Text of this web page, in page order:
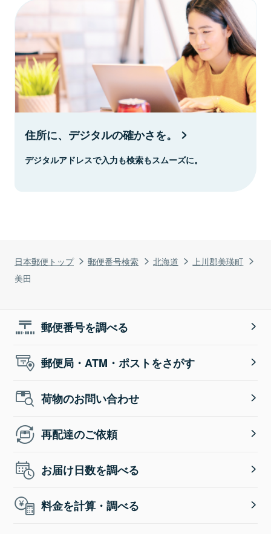
日本郵便トップ 郵便番号検索 北海道
上川郡美瑛町
美田
住所に、デジタルの確かさを。
デジタルアドレスで入力も検索もスムーズに。
郵便番号を調べる
郵便局・ATM・ポストをさがす
荷物のお問い合わせ
再配達のご依頼
お届け日数を調べる
料金を計算・調べる